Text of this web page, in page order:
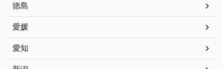
徳島
愛媛
愛知